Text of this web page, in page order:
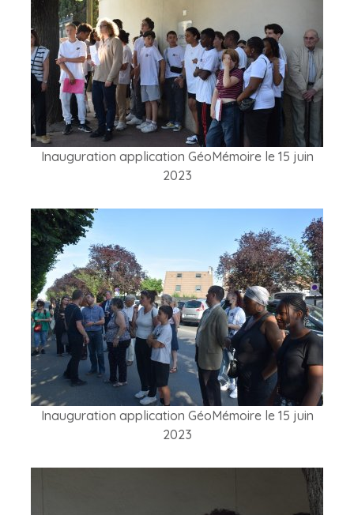
Inauguration application GéoMémoire le 15 juin
2023
Inauguration application GéoMémoire le 15 juin
2023